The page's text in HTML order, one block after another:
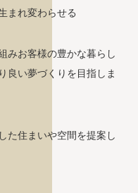
まれ変わらせる
みお客様の豊かな暮らし
良い夢づくりを目指しま
た住まいや空間を提案し